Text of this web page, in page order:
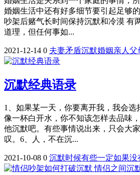
婚姻生活中还有好多细节要引起足够
吵架后赌气长时间保持沉默和冷漠 有
道理，但任何事如...
2021-12-14 0 夫妻矛盾沉默婚姻亲人 父
沉默经典语录
1、如果某一天，你要离开我，我会
像一杯白开水，你不知该怎样去品味
他沉默吧。有些事情说出来，只会大
叹。6、人，不在沉...
2021-10-08 0 沉默时候有些一定如果没